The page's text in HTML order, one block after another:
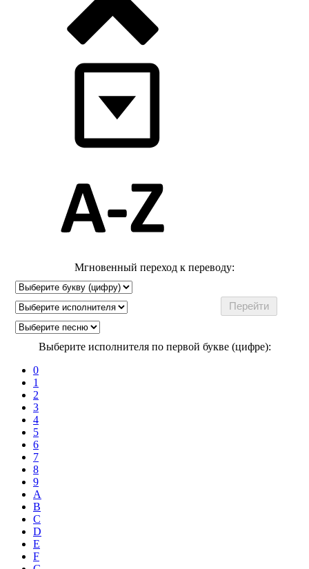
Мгновенный переход к переводу:
Выберите исполнителя по первой букве (цифре):
0
1
2
3
4
5
6
7
8
9
A
B
C
D
E
F